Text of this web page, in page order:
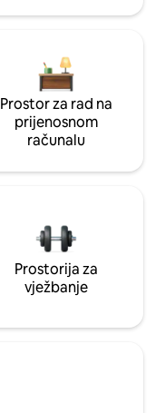
Prostor za rad na
prijenosnom
računalu
Prostorija za
vježbanje